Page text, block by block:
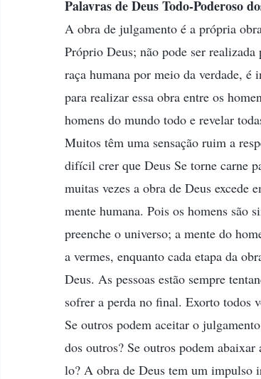
Palavras de Deus Todo-Poderoso
A obra de julgamento é a própria
Próprio Deus; não pode ser
raça humana por meio da verdade, é
para realizar essa obra entre os
homens do mundo todo e revelar
Muitos têm uma sensação ruim a
difícil crer que Deus Se torne carne
muitas vezes a obra de Deus excede
mente humana. Pois os homens são
preenche o universo; a mente do
a vermes, enquanto cada etapa da
Deus. As pessoas estão sempre
sofrer a perda no final. Exorto todos
Se outros podem aceitar o
dos outros? Se outros podem
lo? A obra de Deus tem um impulso